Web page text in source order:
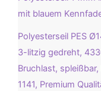
Polyesterseil PES
3-litzig gedreht,
Bruchlast, spleißbar,
1141, Premium